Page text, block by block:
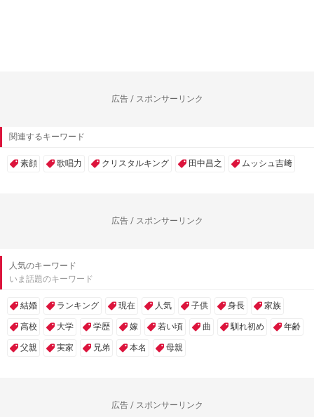
広告 / スポンサーリンク
関連するキーワード
素顔 歌唱力 クリスタルキング 田中昌之 ムッシュ吉﨑
広告 / スポンサーリンク
人気のキーワード
いま話題のキーワード
結婚 ランキング 現在 人気 子供 身長 家族
高校 大学 学歴 嫁 若い頃 曲 馴れ初め 年齢
父親 実家 兄弟 本名 母親
広告 / スポンサーリンク